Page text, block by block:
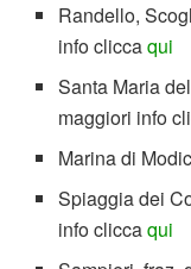
Randello,
info cliccaqui
Santa Maria
maggiori info
Marina di
Spiaggia dei
info cliccaqui